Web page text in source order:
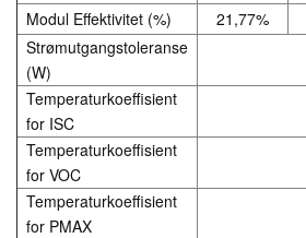
Modul Effektivitet (%)
21,77%
Strømutgangstoleranse
(W)
Temperaturkoeffisient
for ISC
Temperaturkoeffisient
for VOC
Temperaturkoeffisient
for PMAX